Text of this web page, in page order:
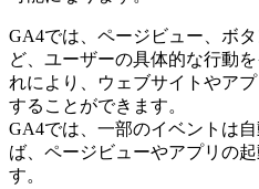
GA4では、ページビュー、ボ
ど、ユーザーの具体的な行動
れにより、ウェブサイトやア
することができます。
GA4では、一部のイベントは
ば、ページビューやアプリの
す。